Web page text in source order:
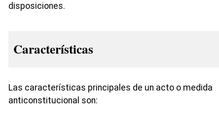
disposiciones.
Características
Las características principales de un acto o medida
anticonstitucional son: